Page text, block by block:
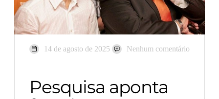
14 de agosto de 2025 Nenhum comentário
Pesquisa aponta